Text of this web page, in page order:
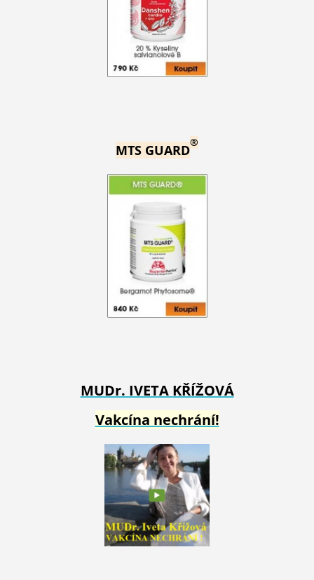
MTS GUARD®
MUDr. IVETA KŘÍŽOVÁ
Vakcína nechrání!